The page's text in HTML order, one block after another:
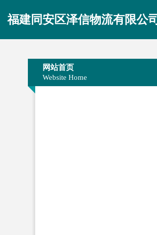
福建同安区泽信物流有限公司
网站首页
Website Home